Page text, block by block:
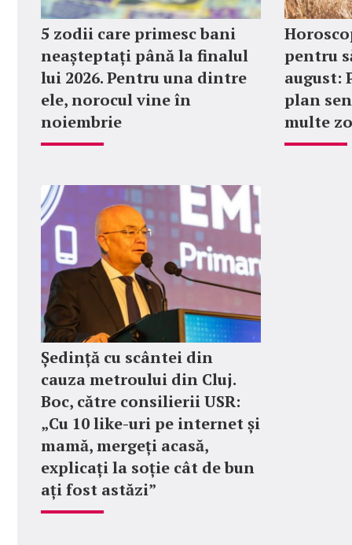
5 zodii care primesc bani
neașteptați până la finalul
lui 2026. Pentru una dintre
ele, norocul vine în
noiembrie
pentru
august:
plan
multe
Ședință cu scântei din
cauza metroului din Cluj.
Boc, către consilierii USR:
„Cu 10 like-uri pe internet și
mamă, mergeți acasă,
explicați la soție cât de bun
ați fost astăzi”